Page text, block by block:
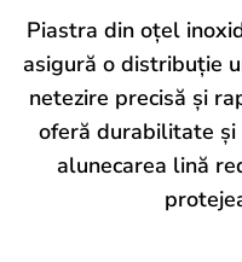
Piastra din oțel
asigură o distribuție
netezire precisă și
oferă durabilitate
alunecarea lină